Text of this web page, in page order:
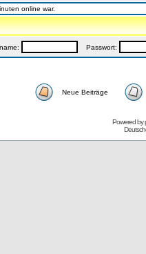
online war.
Passwort:
Neue Beiträge
Powered by